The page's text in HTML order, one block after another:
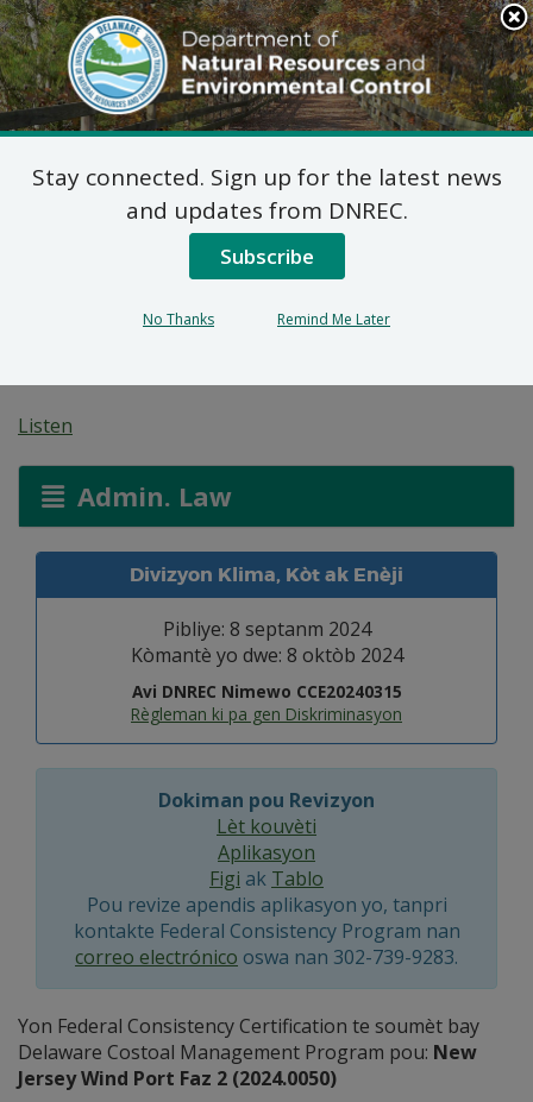
Search
This
Site
DNREC Menu
Federal Consistency
Certification: New
Jersey Wind Port Faz 2
Listen
Admin. Law
Divizyon Klima, Kòt ak Enèji
Pibliye: 8 septanm 2024
Kòmantè yo dwe: 8 oktòb 2024
Avi DNREC Nimewo CCE20240315
Règleman ki pa gen Diskriminasyon
Dokiman pou Revizyon
Lèt kouvèti
Aplikasyon
Figi ak Tablo
Pou revize apendis aplikasyon yo, tanpri
kontakte Federal Consistency Program nan
correo electrónico oswa nan 302-739-9283.
Yon Federal Consistency Certification te soumèt bay
Delaware Costoal Management Program pou: New
Jersey Wind Port Faz 2 (2024.0050)
Stay connected. Sign up for the latest news
and updates from DNREC.
Subscribe
No Thanks Remind Me Later